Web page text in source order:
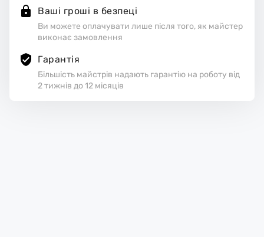
Ваші гроші в безпеці
Ви можете оплачувати лише після того, як майстер
виконає замовлення
Гарантія
Більшість майстрів надають гарантію на роботу від
2 тижнів до 12 місяців